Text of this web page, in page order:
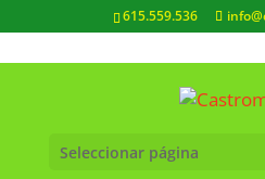
615.559.536
Seleccionar página